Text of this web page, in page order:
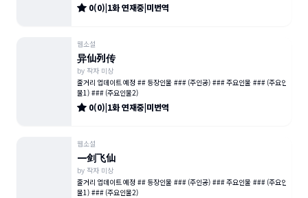
0(0)|1화연재중|미번역
웹소설
异仙列传
by 작자 미상
줄거리 업데이트 예정 ## 등장인물 ### (주인공) ### 주요인물 ### (주요인
물1) ### (주요인물2)
0(0)|1화연재중|미번역
웹소설
一剑飞仙
by 작자 미상
줄거리 업데이트 예정 ## 등장인물 ### (주인공) ### 주요인물 ### (주요인
물1) ### (주요인물2)